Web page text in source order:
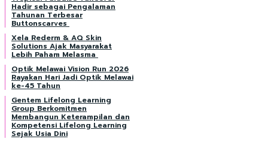
Hadir sebagai Pengalaman
Tahunan Terbesar
Buttonscarves
Xela Rederm & AQ Skin
Solutions Ajak Masyarakat
Lebih Paham Melasma
Optik Melawai Vision Run 2026
Rayakan Hari Jadi Optik Melawai
ke-45 Tahun
Gentem Lifelong Learning
Group Berkomitmen
Membangun Keterampilan dan
Kompetensi Lifelong Learning
Sejak Usia Dini